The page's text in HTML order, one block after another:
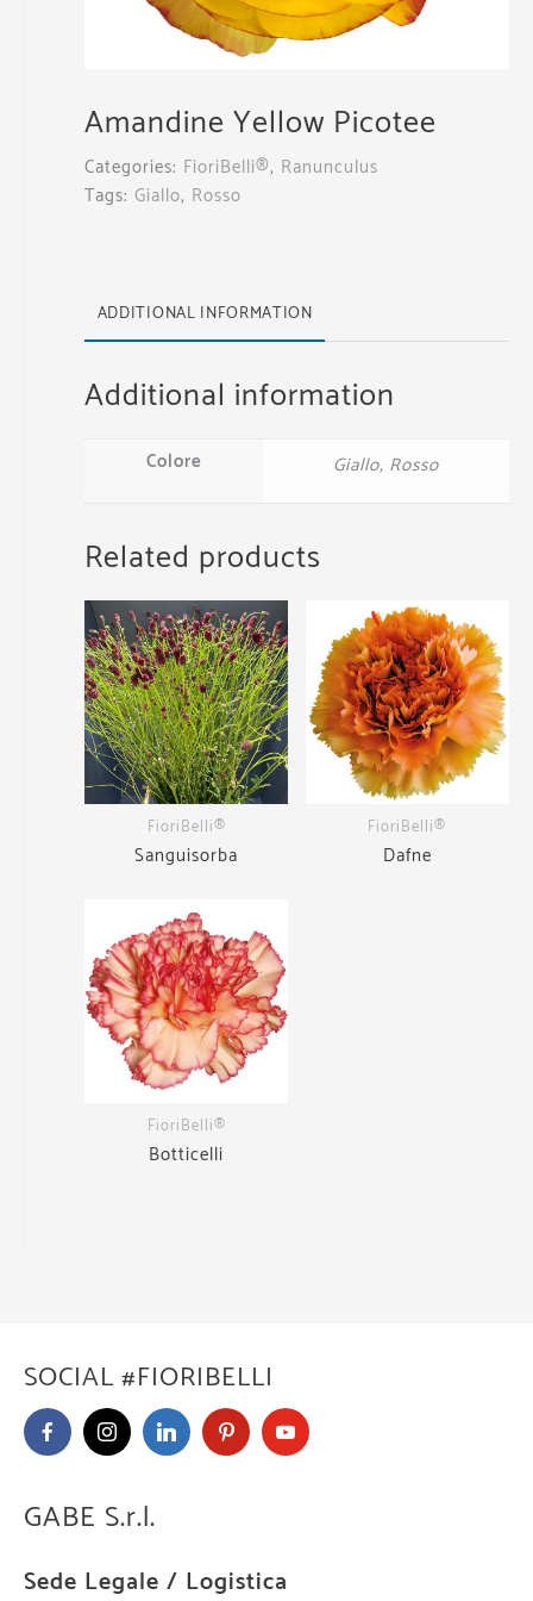
Amandine Yellow Picotee
Categories: FioriBelli®, Ranunculus
Tags: Giallo, Rosso
ADDITIONAL INFORMATION
Additional information
Colore Giallo, Rosso
Related products
FioriBelli®
Sanguisorba
FioriBelli®
Dafne
FioriBelli®
Botticelli
SOCIAL #FIORIBELLI
GABE S.r.l.
Sede Legale / Logistica